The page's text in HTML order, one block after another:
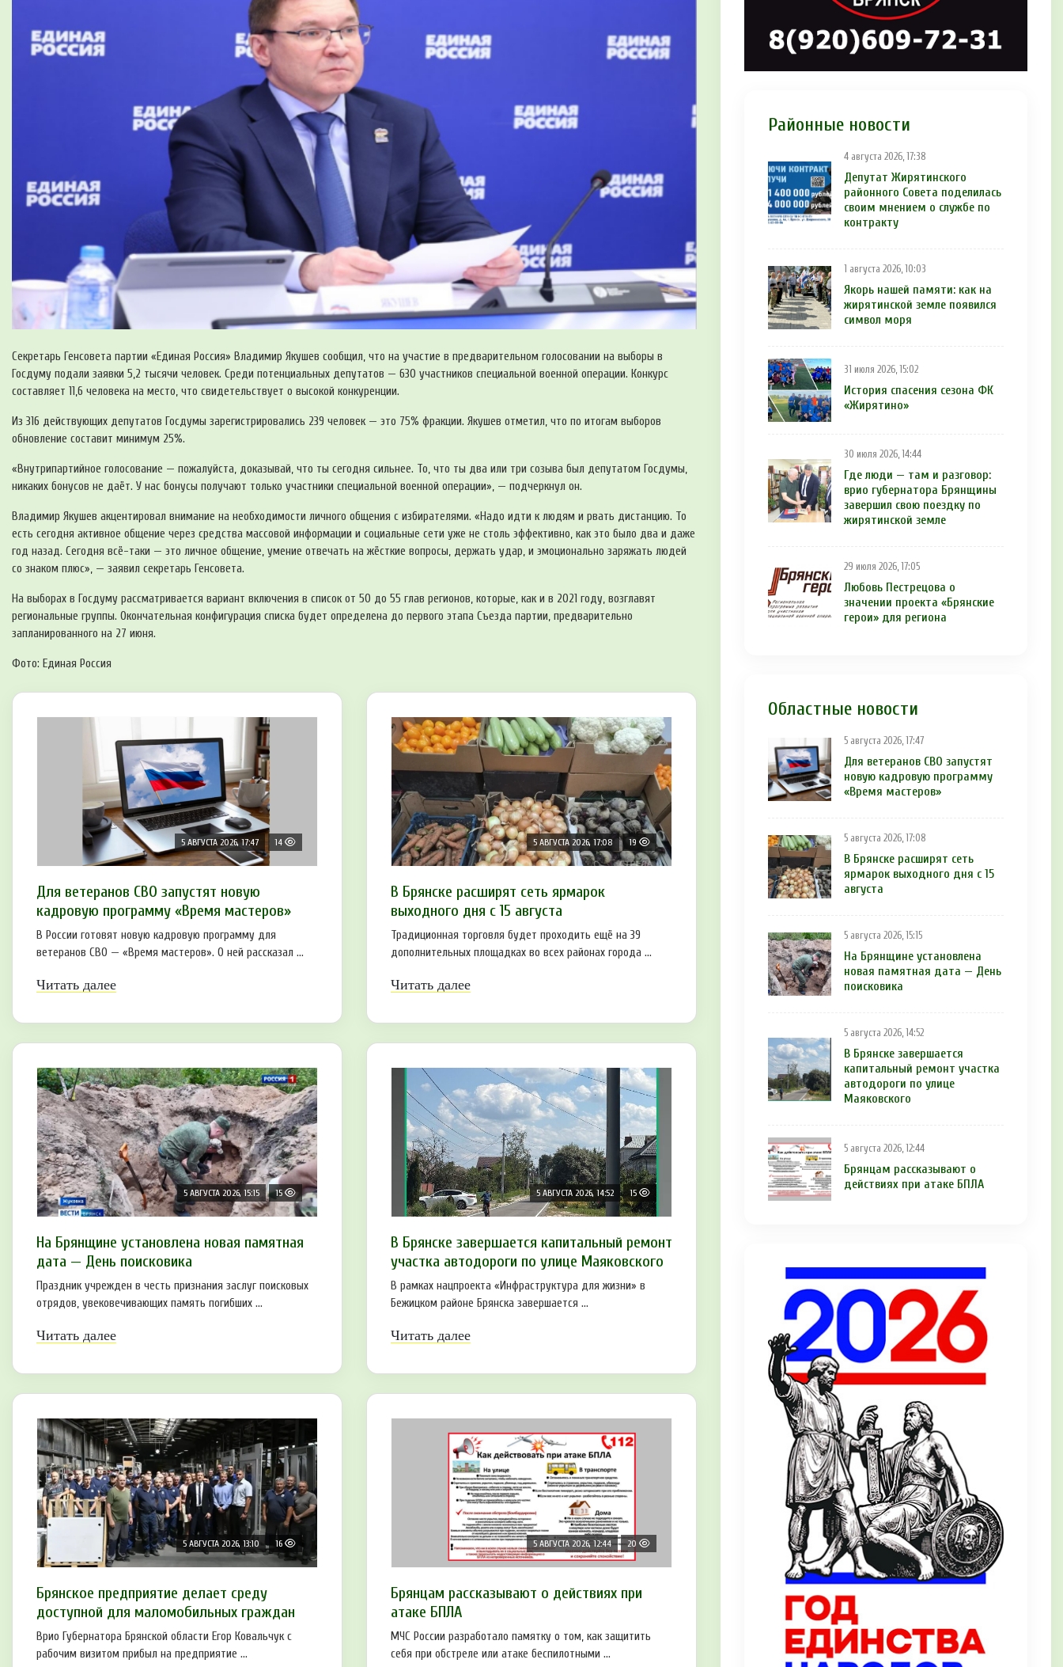
Секретарь Генсовета партии «Единая Россия» Владимир Якушев сообщил, что на участие в предварительном голосовании на выборы в
Госдуму подали заявки 5,2 тысячи человек. Среди потенциальных депутатов — 630 участников специальной военной операции. Конкурс
составляет 11,6 человека на место, что свидетельствует о высокой конкуренции.
Из 316 действующих депутатов Госдумы зарегистрировались 239 человек — это 75% фракции. Якушев отметил, что по итогам выборов
обновление составит минимум 25%.
«Внутрипартийное голосование — пожалуйста, доказывай, что ты сегодня сильнее. То, что ты два или три созыва был депутатом Госдумы,
никаких бонусов не даёт. У нас бонусы получают только участники специальной военной операции», — подчеркнул он.
Владимир Якушев акцентировал внимание на необходимости личного общения с избирателями. «Надо идти к людям и рвать дистанцию. То
есть сегодня активное общение через средства массовой информации и социальные сети уже не столь эффективно, как это было два и даже
год назад. Сегодня всё-таки — это личное общение, умение отвечать на жёсткие вопросы, держать удар, и эмоционально заряжать людей
со знаком плюс», — заявил секретарь Генсовета.
На выборах в Госдуму рассматривается вариант включения в список от 50 до 55 глав регионов, которые, как и в 2021 году, возглавят
региональные группы. Окончательная конфигурация списка будет определена до первого этапа Съезда партии, предварительно
запланированного на 27 июня.
Фото: Единая Россия
5 АВГУСТА 2026, 17:47 14
Для ветеранов СВО запустят новую
кадровую программу «Время мастеров»
В России готовят новую кадровую программу для
ветеранов СВО — «Время мастеров». О ней рассказал ...
Читать далее
5 АВГУСТА 2026, 17:08 19
В Брянске расширят сеть ярмарок
выходного дня с 15 августа
Традиционная торговля будет проходить ещё на 39
дополнительных площадках во всех районах города ...
Читать далее
5 АВГУСТА 2026, 15:15 15
На Брянщине установлена новая памятная
дата — День поисковика
Праздник учрежден в честь признания заслуг поисковых
отрядов, увековечивающих память погибших ...
Читать далее
5 АВГУСТА 2026, 14:52 15
В Брянске завершается капитальный ремонт
участка автодороги по улице Маяковского
В рамках нацпроекта «Инфраструктура для жизни» в
Бежицком районе Брянска завершается ...
Читать далее
5 АВГУСТА 2026, 13:10 16
Брянское предприятие делает среду
доступной для маломобильных граждан
Врио Губернатора Брянской области Егор Ковальчук с
рабочим визитом прибыл на предприятие ...
5 АВГУСТА 2026, 12:44 20
Брянцам рaссказывают о действиях при
атаке БПЛA
МЧС России разработало памятку о том, как защитить
себя при обстреле или атаке беспилотными ...
Районные новости
4 августа 2026, 17:38
Депутат Жирятинского
районного Совета поделилась
своим мнением о службе по
контракту
1 августа 2026, 10:03
Якорь нашей памяти: как на
жирятинской земле появился
символ моря
31 июля 2026, 15:02
История спасения сезона ФК
«Жирятино»
30 июля 2026, 14:44
Где люди — там и разговор:
врио губернатора Брянщины
завершил свою поездку по
жирятинской земле
29 июля 2026, 17:05
Любовь Пестрецова о
значении проекта «Брянские
герои» для региона
Областные новости
5 августа 2026, 17:47
Для ветеранов СВО запустят
новую кадровую программу
«Время мастеров»
5 августа 2026, 17:08
В Брянске расширят сеть
ярмарок выходного дня с 15
августа
5 августа 2026, 15:15
На Брянщине установлена
новая памятная дата — День
поисковика
5 августа 2026, 14:52
В Брянске завершается
капитальный ремонт участка
автодороги по улице
Маяковского
5 августа 2026, 12:44
Брянцам рaссказывают о
действиях при атаке БПЛA